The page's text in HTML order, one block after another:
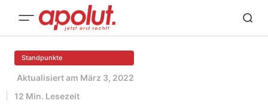
Standpunkte
Aktualisiert am März 3, 2022
12 Min. Lesezeit